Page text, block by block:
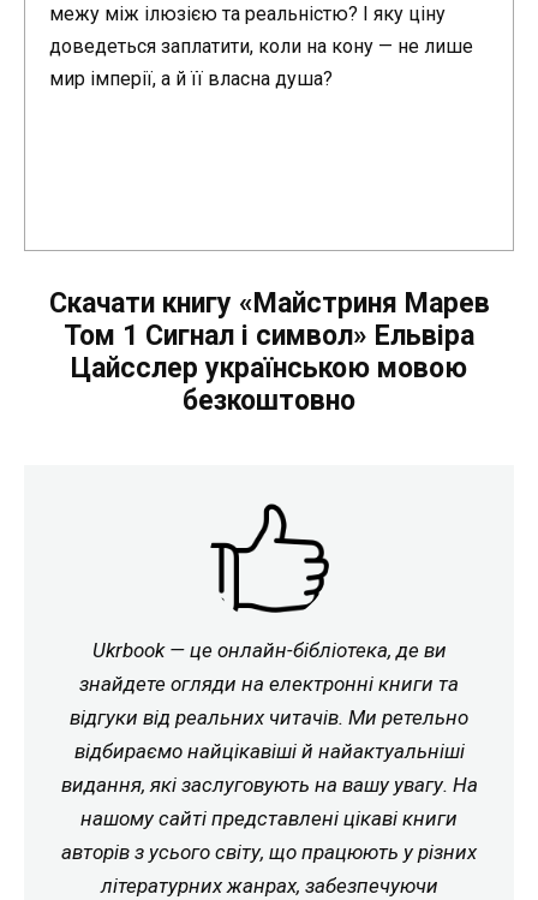
межу між ілюзією та реальністю? І яку ціну
доведеться заплатити, коли на кону — не лише
мир імперії, а й її власна душа?
Скачати книгу «Майстриня Марев
Том 1 Сигнал і символ» Ельвіра
Цайсслер українською мовою
безкоштовно
Ukrbook — це онлайн-бібліотека, де ви
знайдете огляди на електронні книги та
відгуки від реальних читачів. Ми ретельно
відбираємо найцікавіші й найактуальніші
видання, які заслуговують на вашу увагу. На
нашому сайті представлені цікаві книги
авторів з усього світу, що працюють у різних
літературних жанрах, забезпечуючи